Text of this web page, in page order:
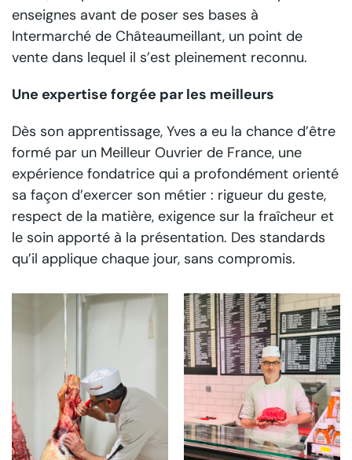
enseignes avant de poser ses bases à
Intermarché de Châteaumeillant, un point de
vente dans lequel il s’est pleinement reconnu.
Une expertise forgée par les meilleurs
Dès son apprentissage, Yves a eu la chance d’être
formé par un Meilleur Ouvrier de France, une
expérience fondatrice qui a profondément orienté
sa façon d’exercer son métier : rigueur du geste,
respect de la matière, exigence sur la fraîcheur et
le soin apporté à la présentation. Des standards
qu’il applique chaque jour, sans compromis.